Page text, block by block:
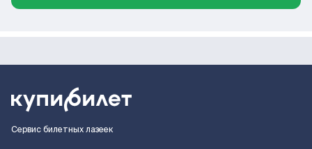
Сервис билетных лазеек